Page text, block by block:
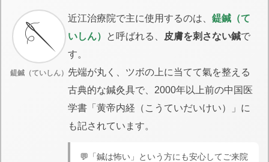
🪡
鍉鍼（ていしん）
近江治療院で主に使用するのは、 鍉鍼（て
いしん）
と呼ばれる、 皮膚を刺さない鍼で
す。
先端が丸く、ツボの上に当てて氣を整える
古典的な鍼灸具で、2000年以上前の中国医
学書「黄帝内経（こうていだいけい）」に
も記されています。
💬「鍼は怖い」という方にも安心してご来院